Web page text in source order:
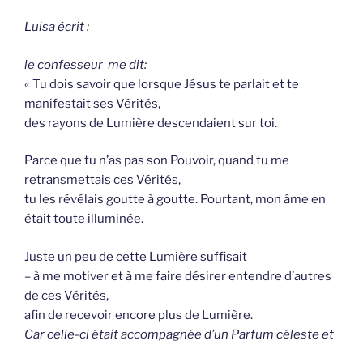
Luisa écrit :
le confesseur me dit:
« Tu dois savoir que lorsque Jésus te parlait et te
manifestait ses Vérités,
des rayons de Lumière descendaient sur toi.
Parce que tu n’as pas son Pouvoir, quand tu me
retransmettais ces Vérités,
tu les révélais goutte à goutte. Pourtant, mon âme en
était toute illuminée.
Juste un peu de cette Lumière suffisait
– à me motiver et à me faire désirer entendre d’autres
de ces Vérités,
afin de recevoir encore plus de Lumière.
Car celle-ci était accompagnée d’un Parfum céleste et